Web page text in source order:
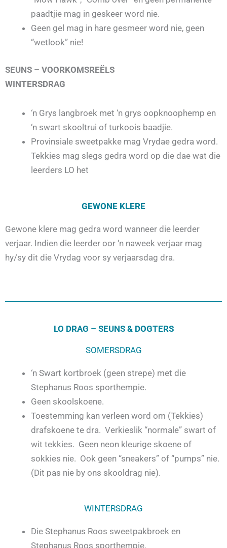
paadtjie mag in geskeer word nie.
Geen gel mag in hare gesmeer word nie, geen
“wetlook” nie!
SEUNS – VOORKOMSREËLS
WINTERSDRAG
‘n Grys langbroek met ‘n grys oopknoophemp en
‘n swart skooltrui of turkoois baadjie.
Provinsiale sweetpakke mag Vrydae gedra word.
Tekkies mag slegs gedra word op die dae wat die
leerders LO het
GEWONE KLERE
Gewone klere mag gedra word wanneer die leerder
verjaar. Indien die leerder oor ‘n naweek verjaar mag
hy/sy dit die Vrydag voor sy verjaarsdag dra.
LO DRAG – SEUNS & DOGTERS
SOMERSDRAG
‘n Swart kortbroek (geen strepe) met die
Stephanus Roos sporthempie.
Geen skoolskoene.
Toestemming kan verleen word om (Tekkies)
drafskoene te dra. Verkieslik “normale” swart of
wit tekkies. Geen neon kleurige skoene of
sokkies nie. Ook geen “sneakers” of “pumps” nie.
(Dit pas nie by ons skooldrag nie).
WINTERSDRAG
Die Stephanus Roos sweetpakbroek en
Stephanus Roos sporthempie.